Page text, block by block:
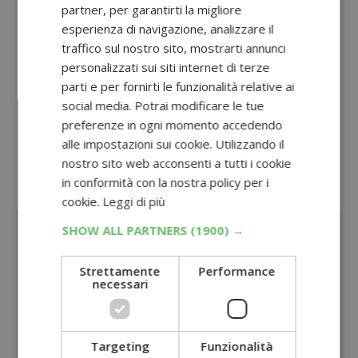
Concorso Lines da Tigotà: vinci 84 phon +
piastra Remington AIRVIVE
Volantino Tigotà giugno 2026: nuovi
cashback e concorsi!
Oppure, visita la sezione dedicata a tutti
concorsi con acquisto
Sponsorizzato:
partner, per garantirti la migliore
esperienza di navigazione, analizzare il
traffico sul nostro sito, mostrarti annunci
personalizzati sui siti internet di terze
parti e per fornirti le funzionalità relative ai
social media. Potrai modificare le tue
preferenze in ogni momento accedendo
alle impostazioni sui cookie. Utilizzando il
nostro sito web acconsenti a tutti i cookie
in conformità con la nostra policy per i
cookie. Leggi di più
SHOW ALL PARTNERS (1900) →
Strettamente
necessari
Performance
Targeting Funzionalità